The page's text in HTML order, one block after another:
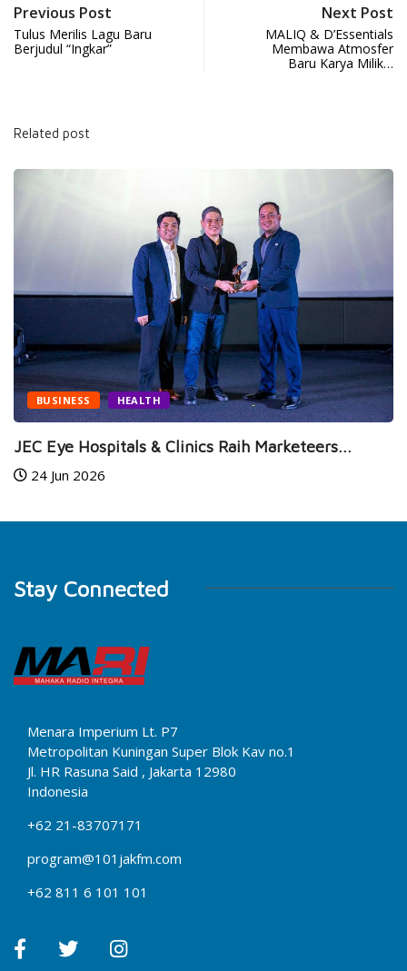
Previous Post
Tulus Merilis Lagu Baru
Berjudul “Ingkar”
Next Post
MALIQ & D’Essentials
Membawa Atmosfer
Baru Karya Milik…
Related post
Marketeers...
NEWS SPORTS
Jelang MotoGP
14 Jul 2026
Stay Connected
Menara Imperium Lt. P7
Metropolitan Kuningan Super Blok Kav no.1
Jl. HR Rasuna Said , Jakarta 12980
Indonesia
+62 21-83707171
program@101jakfm.com
+62 811 6 101 101